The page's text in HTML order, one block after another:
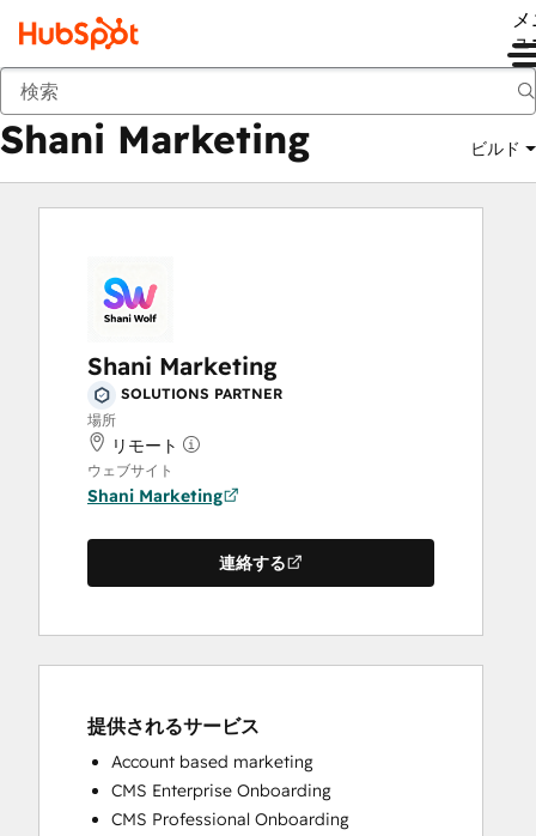
ュ
マーケットプレイス
Shani Marketing ビルド
Shani Marketing
SOLUTIONS PARTNER
場所
リモート
ウェブサイト
Shani Marketing
連絡する
提供されるサービス
Account based marketing
CMS Enterprise Onboarding
CMS Professional Onboarding